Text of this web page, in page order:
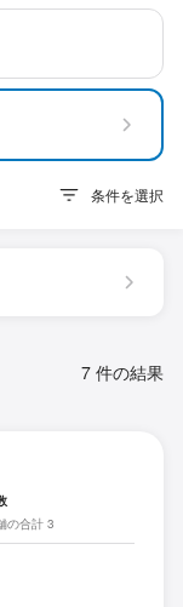
条件を選択
7 件の結果
の合計 3